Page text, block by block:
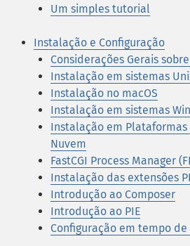
Um simples tutorial
Instalação e Configuração
Considerações Gerais
Instalação em sistemas
Instalação no macOS
Instalação em sistemas
Instalação em
Nuvem
FastCGI Process Manager
Instalação das extensões
Introdução ao Composer
Introdução ao PIE
Configuração em tempo